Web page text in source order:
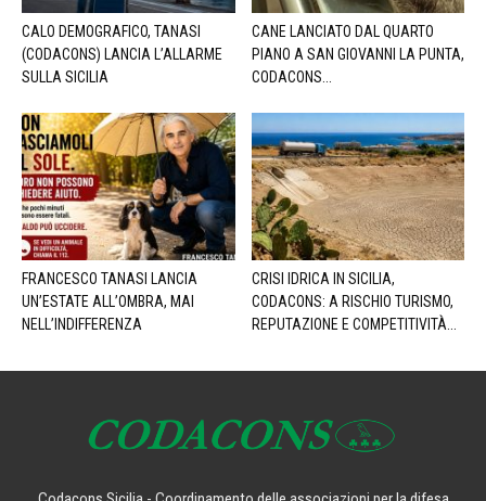
CALO DEMOGRAFICO, TANASI
(CODACONS) LANCIA L’ALLARME
SULLA SICILIA
CANE LANCIATO DAL QUARTO
PIANO A SAN GIOVANNI LA PUNTA,
CODACONS...
FRANCESCO TANASI LANCIA
UN’ESTATE ALL’OMBRA, MAI
NELL’INDIFFERENZA
CRISI IDRICA IN SICILIA,
CODACONS: A RISCHIO TURISMO,
REPUTAZIONE E COMPETITIVITÀ...